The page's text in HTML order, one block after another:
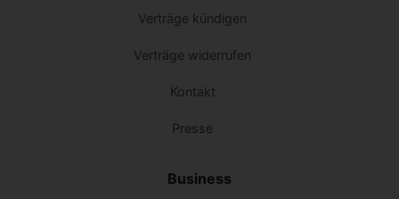
Verträge kündigen
Verträge widerrufen
Kontakt
Presse
Business